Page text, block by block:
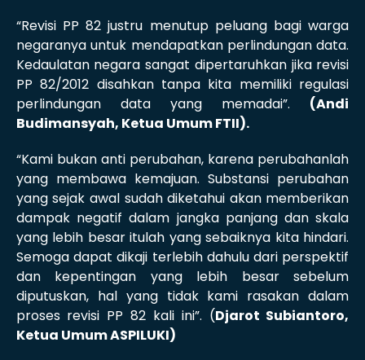
“Revisi PP 82 justru menutup peluang bagi warga
negaranya untuk mendapatkan perlindungan data.
Kedaulatan negara sangat dipertaruhkan jika revisi
PP 82/2012 disahkan tanpa kita memiliki regulasi
perlindungan data yang memadai”. (Andi
Budimansyah, Ketua Umum FTII).
“Kami bukan anti perubahan, karena perubahanlah
yang membawa kemajuan. Substansi perubahan
yang sejak awal sudah diketahui akan memberikan
dampak negatif dalam jangka panjang dan skala
yang lebih besar itulah yang sebaiknya kita hindari.
Semoga dapat dikaji terlebih dahulu dari perspektif
dan kepentingan yang lebih besar sebelum
diputuskan, hal yang tidak kami rasakan dalam
proses revisi PP 82 kali ini”. (Djarot Subiantoro,
Ketua Umum ASPILUKI)